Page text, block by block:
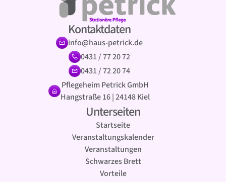
Kontaktdaten
info@haus-petrick.de
0431 / 77 20 72
0431 / 72 20 74
Pflegeheim Petrick GmbH
Hangstraße 16 | 24148 Kiel
Unterseiten
Startseite
Veranstaltungskalender
Veranstaltungen
Schwarzes Brett
Vorteile